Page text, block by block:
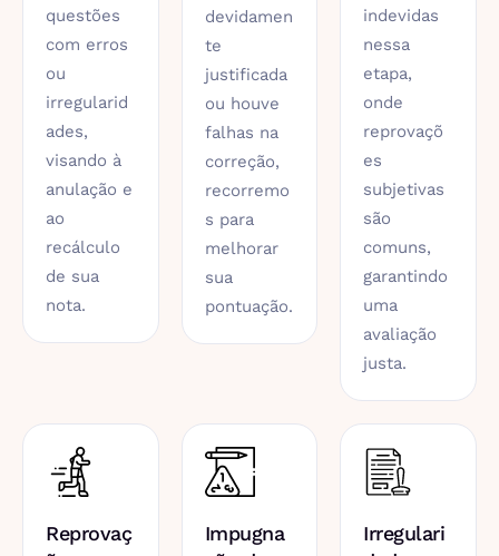
questões
com erros
ou
irregularid
ades,
visando à
anulação e
ao
recálculo
de sua
nota.
devidamen
te
justificada
ou houve
falhas na
correção,
recorremo
s para
melhorar
sua
pontuação.
indevidas
nessa
etapa,
onde
reprovaçõ
es
subjetivas
são
comuns,
garantindo
uma
avaliação
justa.
Reprovaç
Impugna
Irregulari